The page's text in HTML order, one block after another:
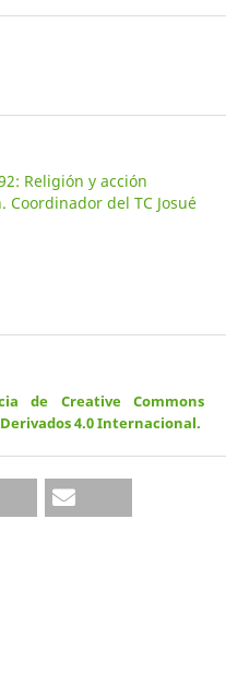
Religión y acción
del TC Josué
de Creative Commons
4.0 Internacional.